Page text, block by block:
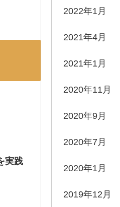
実践
2022年1月
2021年4月
2021年1月
2020年11月
2020年9月
2020年7月
2020年1月
2019年12月